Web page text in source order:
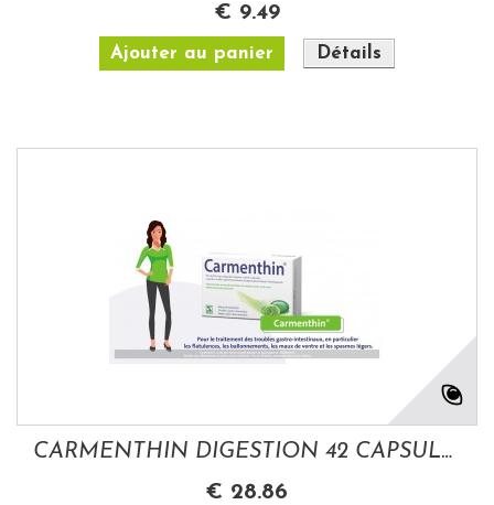
€ 9.49
Ajouter au panier Détails
CARMENTHIN DIGESTION 42 CAPSULES GASTRO...
€ 28.86